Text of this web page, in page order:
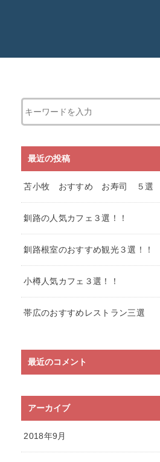
最近の投稿
苫小牧 おすすめ お寿司 ５選
釧路の人気カフェ３選！！
釧路根室のおすすめ観光３選！！
小樽人気カフェ３選！！
帯広のおすすめレストラン三選
最近のコメント
アーカイブ
2018年9月